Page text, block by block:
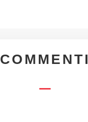
COMMENTI